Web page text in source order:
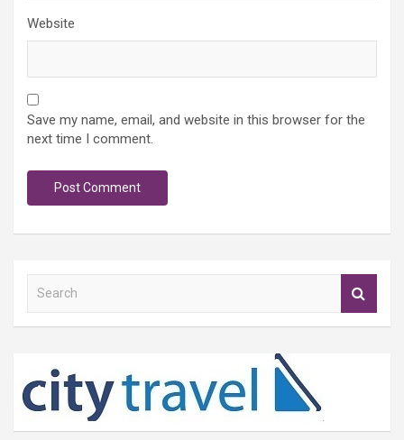
Website
Save my name, email, and website in this browser for the
next time I comment.
h